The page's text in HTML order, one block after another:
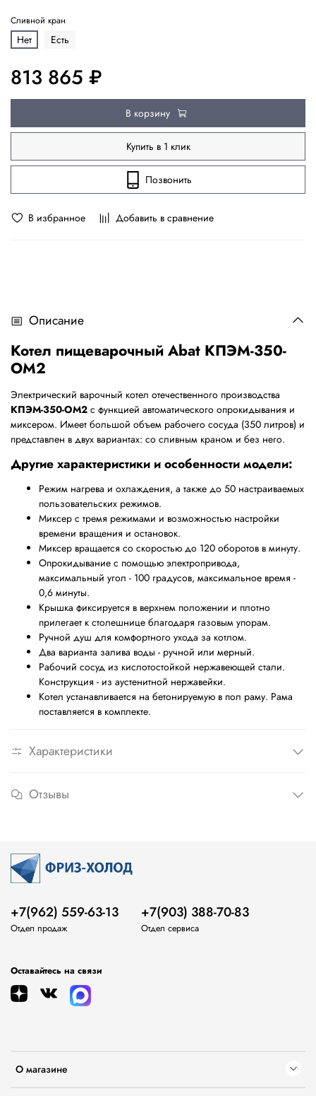
В избранное Добавить в сравнение
Сливной кран
Нет Есть
813 865 ₽
В корзину
Купить в 1 клик
Позвонить
Описание
Котел пищеварочный Abat КПЭМ-350-
ОМ2
Электрический варочный котел отечественного производства
КПЭМ-350-ОМ2 с функцией автоматического опрокидывания и
миксером. Имеет большой объем рабочего сосуда (350 литров) и
представлен в двух вариантах: со сливным краном и без него.
Другие характеристики и особенности модели:
Режим нагрева и охлаждения, а также до 50 настраиваемых
пользовательских режимов.
Миксер с тремя режимами и возможностью настройки
времени вращения и остановок.
Миксер вращается со скоростью до 120 оборотов в минуту.
Опрокидывание с помощью электропривода,
максимальный угол - 100 градусов, максимальное время -
0,6 минуты.
Крышка фиксируется в верхнем положении и плотно
прилегает к столешнице благодаря газовым упорам.
Ручной душ для комфортного ухода за котлом.
Два варианта залива воды - ручной или мерный.
Рабочий сосуд из кислотостойкой нержавеющей стали.
Конструкция - из аустенитной нержавейки.
Котел устанавливается на бетонируемую в пол раму. Рама
поставляется в комплекте.
Характеристики
Отзывы
О магазине
+7(962) 559-63-13
Отдел продаж
+7(903) 388-70-83
Отдел сервиса
Оставайтесь на связи